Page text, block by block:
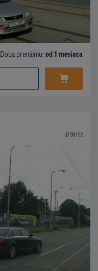
Doba prenájmu: od 1 mesiaca
ID 98152